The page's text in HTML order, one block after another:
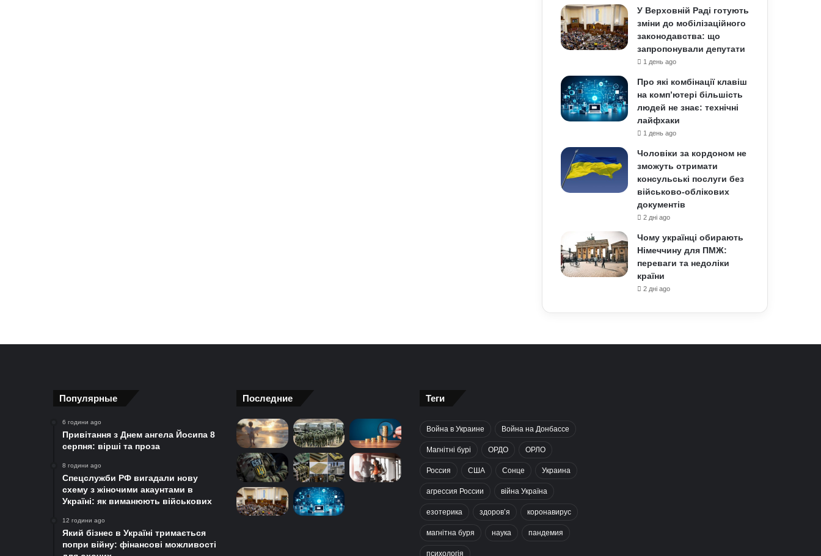
У Верховній Раді готують
зміни до мобілізаційного
законодавства: що
запропонували депутати
1 день ago
Про які комбінації клавіш
на комп’ютері більшість
людей не знає: технічні
лайфхаки
1 день ago
Чоловіки за кордоном не
зможуть отримати
консульські послуги без
військово-облікових
документів
2 дні ago
Чому українці обирають
Німеччину для ПМЖ:
переваги та недоліки
країни
2 дні ago
Популярные
6 години ago
Привітання з Днем ангела Йосипа 8
серпня: вірші та проза
8 години ago
Спецслужби РФ вигадали нову
схему з жіночими акаунтами в
Україні: як виманюють військових
12 години ago
Який бізнес в Україні тримається
попри війну: фінансові можливості
Последние Теги
Война в Украине Война на Донбассе
Магнітні бурі ОРДО ОРЛО
Россия США Сонце Украина
агрессия России війна Україна
езотерика здоров’я коронавирус
магнітна буря наука пандемия
психологія